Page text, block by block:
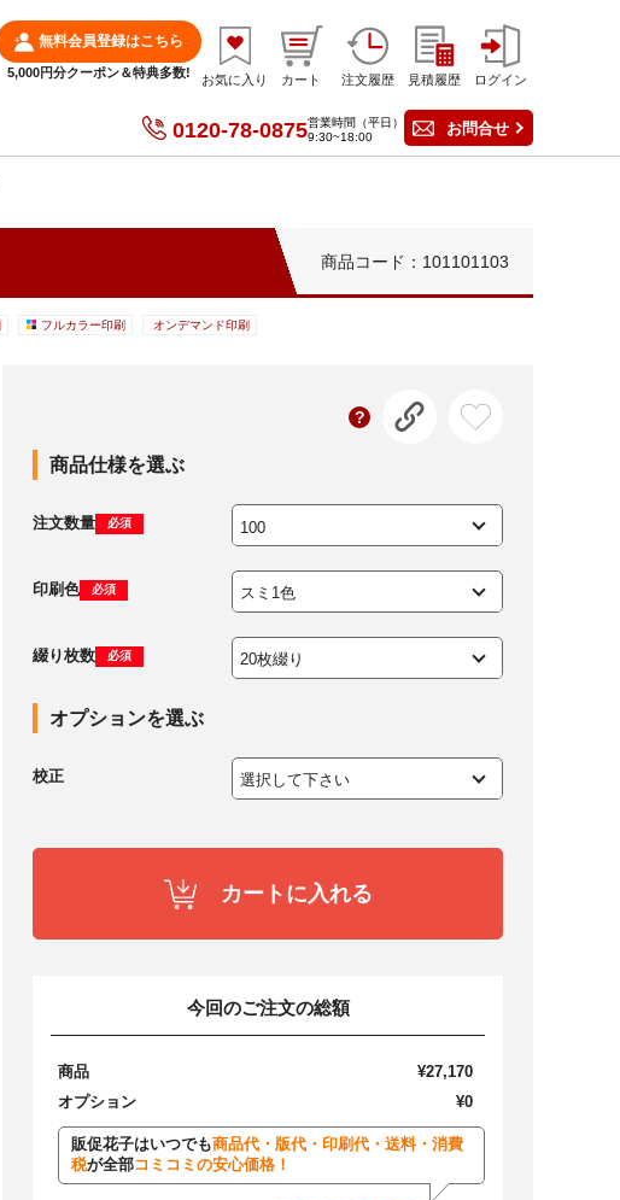
無料会員登録はこちら
5,000円分クーポン＆特典多数! お気に入り カート 注文履歴 見積履歴 ログイン
0120-78-0875営業時間（平日）
9:30~18:00
お問合せ
商品コード：101101103
フルカラー印刷 オンデマンド印刷
商品仕様を選ぶ
注文数量 必須
印刷色 必須
綴り枚数 必須
オプションを選ぶ
校正
カートに入れる
今回のご注文の総額
商品
¥27,170
オプション
¥0
販促花子はいつでも商品代・版代・印刷代・送料・消費
税が全部コミコミの安心価格！